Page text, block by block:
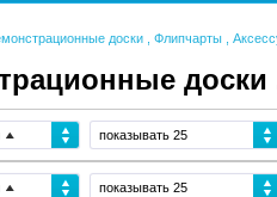
доски , Флипчарты ,
показывать 25
показывать 25